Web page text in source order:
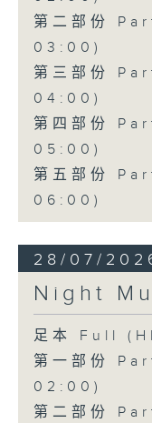
第二部份
03:00)
第三部份
04:00)
第四部份
05:00)
第五部份
06:00)
28/07/
Night
足本 Full
第一部份
02:00)
第二部份